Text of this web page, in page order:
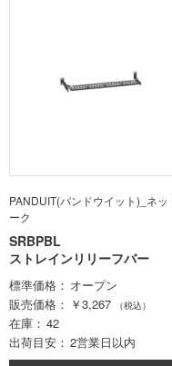
PANDUIT(パンドウイット)_ネッ
ーク
SRBPBL
ストレインリリーフバー
標準価格
オープン
販売価格
￥3,267 （税込）
在庫
42
出荷目安
2営業日以内